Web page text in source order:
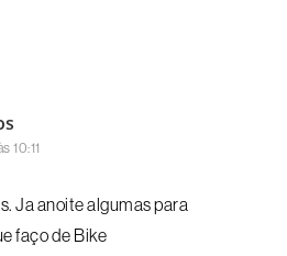
10:11
Ja anoite algumas para
faço de Bike